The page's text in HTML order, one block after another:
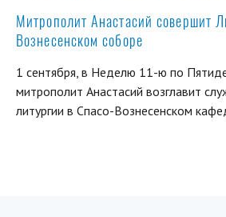
Митрополит Анастасий совершит
Вознесенском соборе
1 сентября, в Неделю 11-ю по
митрополит Анастасий возглавит
литургии в Спасо-Вознесенском